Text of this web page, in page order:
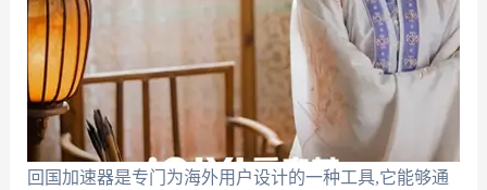
回国加速器是专门为海外用户设计的一种工具,它能够通